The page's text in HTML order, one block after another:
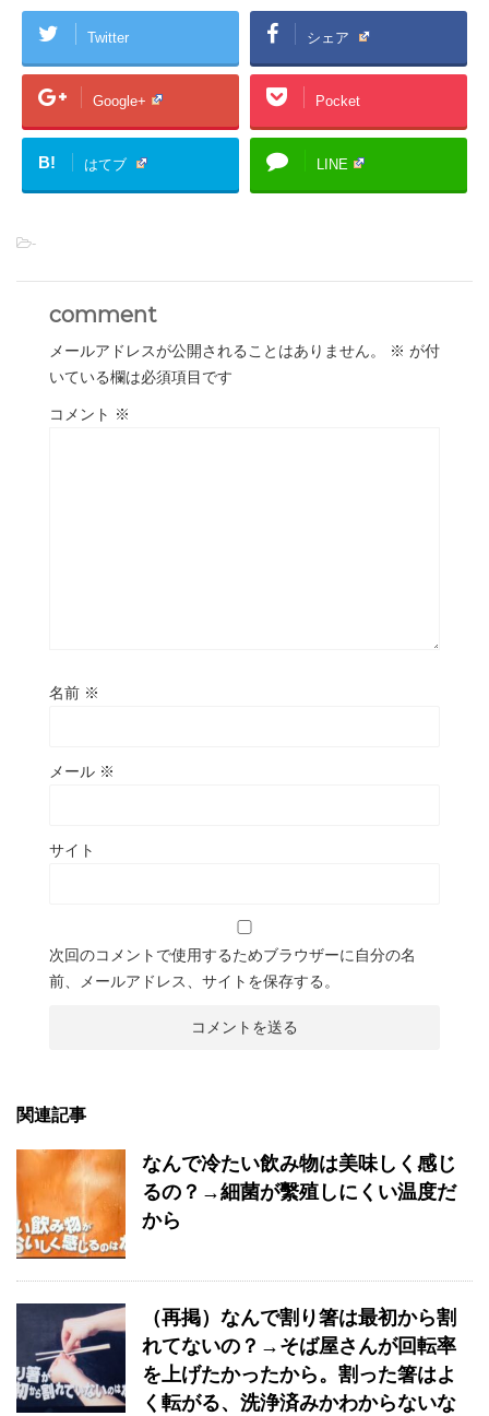
Twitter シェア
Google+ Pocket
B! はてブ LINE
-
comment
メールアドレスが公開されることはありません。 ※ が付
いている欄は必須項目です
コメント ※
名前 ※
メール ※
サイト
次回のコメントで使用するためブラウザーに自分の名
前、メールアドレス、サイトを保存する。
関連記事
なんで冷たい飲み物は美味しく感じ
るの？→細菌が繫殖しにくい温度だ
から
（再掲）なんで割り箸は最初から割
れてないの？→そば屋さんが回転率
を上げたかったから。割った箸はよ
く転がる、洗浄済みかわからないな